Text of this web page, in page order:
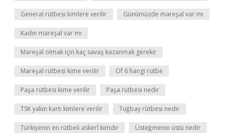
General rütbesi kimlere verilir Günümüzde mareşal var mı
Kadın mareşal var mı
Mareşal olmak için kaç savaş kazanmak gerekir
Mareşal rütbesi kime verilir Of 6 hangi rütbe
Paşa rütbesi kime verilir Paşa rütbesi nedir
TSK yakın kartı kimlere verilir Tuğbay rütbesi nedir
Türkiyenin en rütbeli askerî kimdir Üsteğmenin üstü nedir